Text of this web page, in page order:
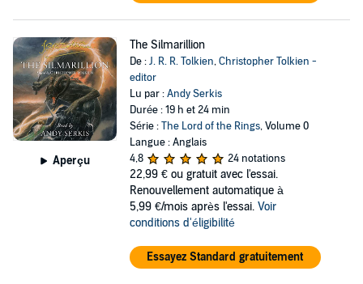
Aperçu
The Silmarillion
De :J. R. R. Tolkien,Christopher Tolkien -
editor
Lu par :Andy Serkis
Durée : 19 h et 24 min
Série :The Lord of the Rings, Volume 0
Langue : Anglais
4,8
24 notations
22,99 € ou gratuit avec l'essai.
Renouvellement automatique à
5,99 €/mois après l'essai. Voir
conditions d'éligibilité
Essayez Standard gratuitement